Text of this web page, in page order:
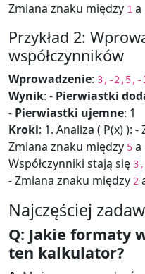
Zmiana znaku między 1 a
Przykład 2:
współczynników
Wprowadzenie: 3,-2,5,-
Wynik: - Pierwiastki
- Pierwiastki ujemne: 1
Kroki: 1. Analiza ( P(x) ):
Zmiana znaku między 5 a
Współczynniki stają się
- Zmiana znaku między 2
Najczęściej
Q: Jakie formaty
ten kalkulator?